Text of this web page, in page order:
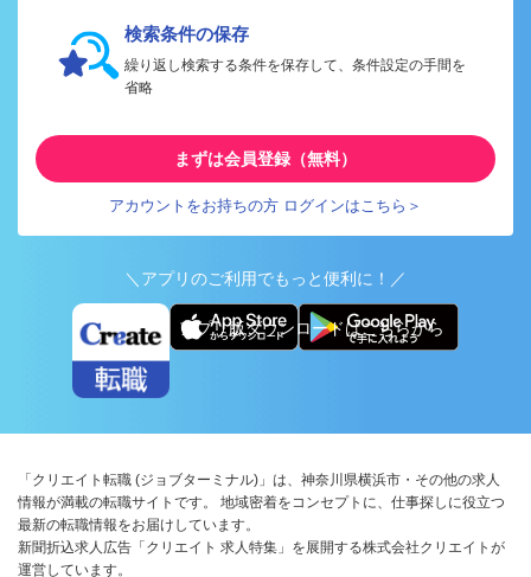
検索条件の保存
繰り返し検索する条件を保存して、条件設定の手間を
省略
まずは会員登録（無料）
アカウントをお持ちの方 ログインはこちら＞
＼アプリのご利用でもっと便利に！／
アプリ版ダウンロードはこちらから
「クリエイト転職 (ジョブターミナル)」は、神奈川県横浜市・その他の求人
情報が満載の転職サイトです。 地域密着をコンセプトに、仕事探しに役立つ
最新の転職情報をお届けしています。
新聞折込求人広告「クリエイト 求人特集」を展開する株式会社クリエイトが
運営しています。